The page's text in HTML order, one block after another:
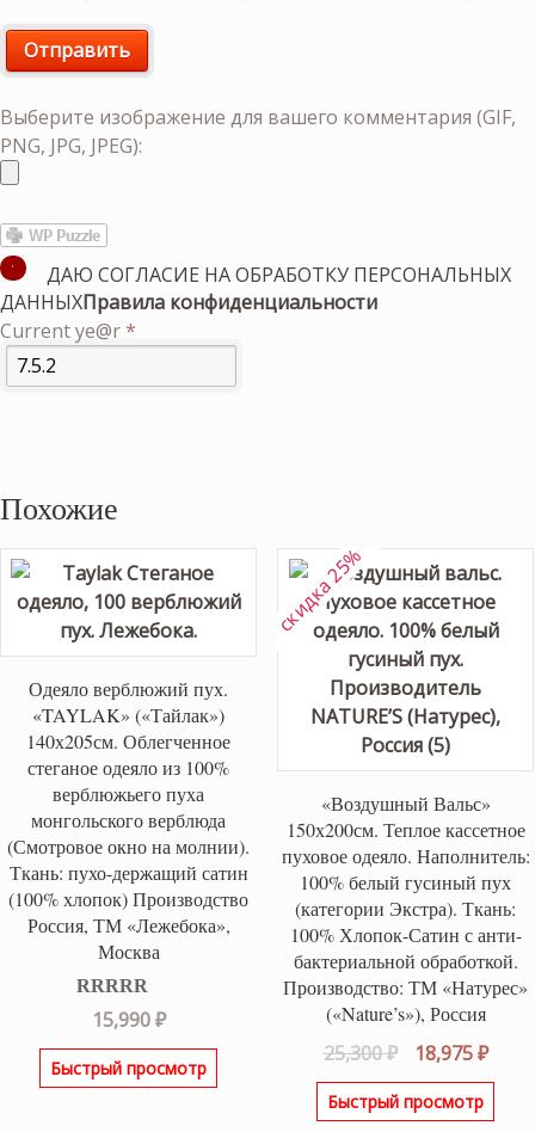
Выберите изображение для вашего комментария (GIF,
PNG, JPG, JPEG):
ДАЮ СОГЛАСИЕ НА ОБРАБОТКУ ПЕРСОНАЛЬНЫХ
ДАННЫХПравила конфиденциальности
Current ye@r*
Похожие
Одеяло верблюжий пух.
«TAYLAK» («Тайлак»)
140х205см. Облегченное
стеганое одеяло из 100%
верблюжьего пуха
монгольского верблюда
(Смотровое окно на молнии).
Ткань: пухо-держащий сатин
(100% хлопок) Производство
Россия, ТМ «Лежебока»,
Москва
Оценка5.00
из 5
15,990₽
Быстрый просмотр
«Воздушный Вальс»
150х200см. Теплое кассетное
пуховое одеяло. Наполнитель:
100% белый гусиный пух
(категории Экстра). Ткань:
100% Хлопок-Сатин с анти-
бактериальной обработкой.
Производство: ТМ «Натурес»
(«Nature’s»), Россия
25,300₽
цена
составляла
18,975₽
Быстрый просмотр
скидка 25%